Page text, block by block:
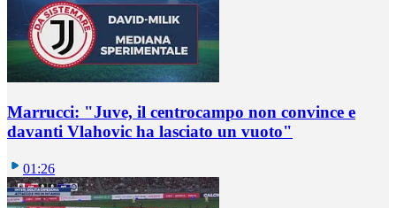
Marrucci: "Juve, il centrocampo non convince e
davanti Vlahovic ha lasciato un vuoto"
01:26